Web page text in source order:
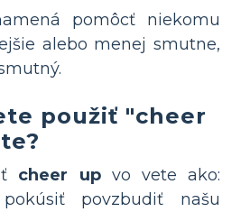
pomôcť niekomu
alebo menej smutne,
použiť "cheer
cheer upvo vete ako:
povzbudiť našu